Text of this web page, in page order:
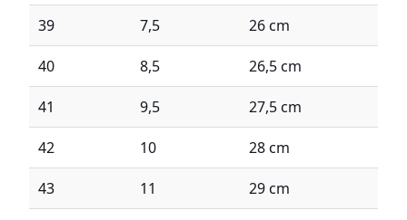
39 7,5 26 cm
40 8,5 26,5 cm
41 9,5 27,5 cm
42 10 28 cm
43 11 29 cm